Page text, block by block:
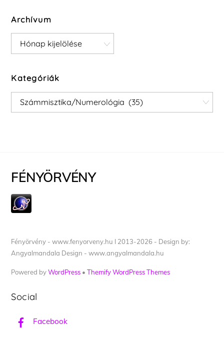
Archívum
Archívum
Kategóriák
Kategóriák
FÉNYÖRVÉNY
Fényörvény - www.fenyorveny.hu I 2013-2026 - Design by:
Angyalmandala Design - www.angyalmandala.hu
Powered byWordPress •Themify WordPress Themes
Social
Facebook